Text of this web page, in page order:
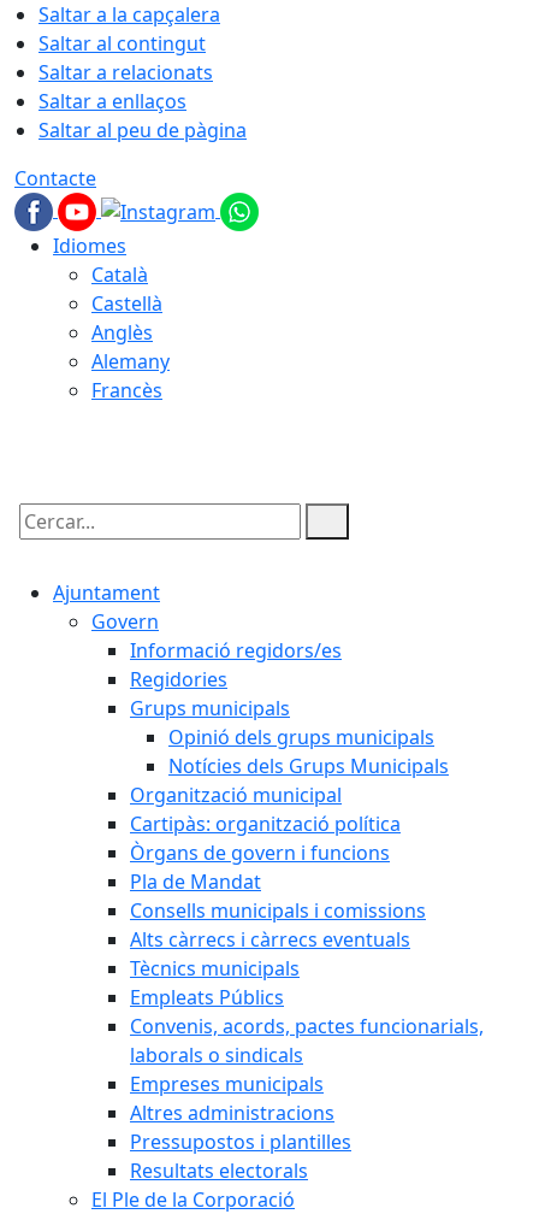
Saltar a la capçalera
Saltar al contingut
Saltar a relacionats
Saltar a enllaços
Saltar al peu de pàgina
Contacte
Idiomes
Català
Castellà
Anglès
Alemany
Francès
Cercar:
Ajuntament
Govern
Informació regidors/es
Regidories
Grups municipals
Opinió dels grups municipals
Notícies dels Grups Municipals
Organització municipal
Cartipàs: organització política
Òrgans de govern i funcions
Pla de Mandat
Consells municipals i comissions
Alts càrrecs i càrrecs eventuals
Tècnics municipals
Empleats Públics
Convenis, acords, pactes funcionarials,
laborals o sindicals
Empreses municipals
Altres administracions
Pressupostos i plantilles
Resultats electorals
El Ple de la Corporació